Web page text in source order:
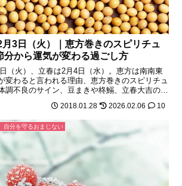
3日（火）｜恵方巻きのスピリチュ
分から運気が変わる過ごし方
（火）、立春は2月4日（水）。恵方は南南東
変わると言われる理由、恵方巻きのスピリチュ
調不良のサイン、豆まきや柊鰯、立春大吉のお
2018.01.28 2026.02.06 10
自分を守るおまじない